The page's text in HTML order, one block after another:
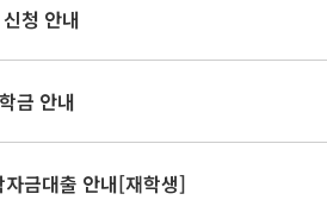
청 안내
금 안내
금대출 안내[재학생]